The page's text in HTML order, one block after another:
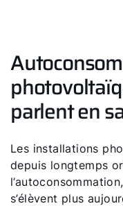
parlent en
Les installations
depuis longtemps
s’élèvent plus